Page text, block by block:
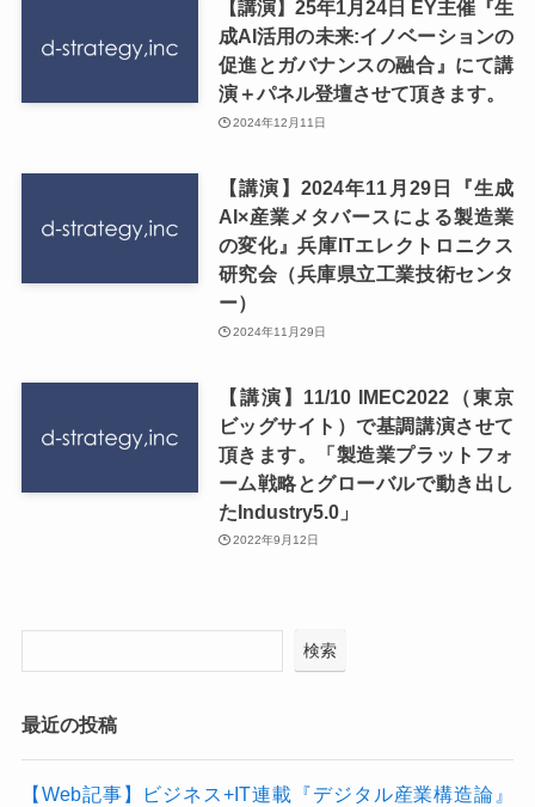
【講演】25年1月24日 EY主催『生
成AI活用の未来:イノベーションの
促進とガバナンスの融合』にて講
演＋パネル登壇させて頂きます。
2024年12月11日
【講演】2024年11月29日『生成
AI×産業メタバースによる製造業
の変化』兵庫ITエレクトロニクス
研究会（兵庫県立工業技術センタ
ー）
2024年11月29日
【講演】11/10 IMEC2022（東京
ビッグサイト）で基調講演させて
頂きます。「製造業プラットフォ
ーム戦略とグローバルで動き出し
たIndustry5.0」
2022年9月12日
検索
最近の投稿
【Web記事】ビジネス+IT連載『デジタル産業構造論』